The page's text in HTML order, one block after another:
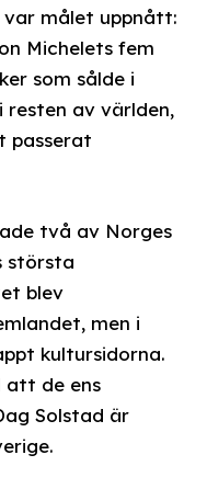
var målet uppnått:
Michelets fem
som sålde i
resten av världen,
passerat
två av Norges
största
blev
men i
kultursidorna.
att de ens
Solstad är